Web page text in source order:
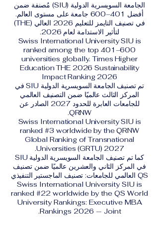
الجامعة السويسرية الدولية (SIU) مُصنفة ضمن
أفضل 401–600 جامعة على مستوى العالم.
في تصنيف التايمز للتعليم 2026 العالي (THE)
لتأثير الاستدامة لعام 2026.
Swiss International University SIU is
ranked among the top 401–600
universities globally. Times Higher
Education THE 2026 Sustainability
Impact Ranking 2026
تم تصنيف الجامعة السويسرية الدولية SIU في
المركز الثالث عالميًا ضمن التصنيف العالمي
للجامعات العابرة للحدود 2027 الصادر عن
QRNW.
Swiss International University SIU is
ranked #3 worldwide by the QRNW
Global Ranking of Transnational
Universities (GRTU) 2027.
كما تم تصنيف الجامعة السويسرية الدولية SIU
في المركز الثاني والعشرين عالميًا ضمن تصنيف
QS العالمي للجامعات: تصنيف الماجستير التنفيذي
Swiss International University SIU is
ranked #22 worldwide by the QS World
University Rankings: Executive MBA
Rankings 2026 — Joint.